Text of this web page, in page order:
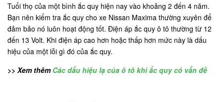
Tuổi thọ của một bình ắc quy hiện nay vào khoảng 2 đến 4 năm.
Bạn nên kiểm tra ắc quy cho xe Nissan Maxima thường xuyên để
đảm bảo nó luôn hoạt động tốt. Điện áp ắc quy ô tô thường từ 12
đến 13 Volt. Khi điện áp cao hơn hoặc thấp hơn mức này là dấu
hiệu của một lỗi gì đó của ắc quy.
>> Xem thêm Các dấu hiệu lạ của ô tô khi ắc quy có vấn đề